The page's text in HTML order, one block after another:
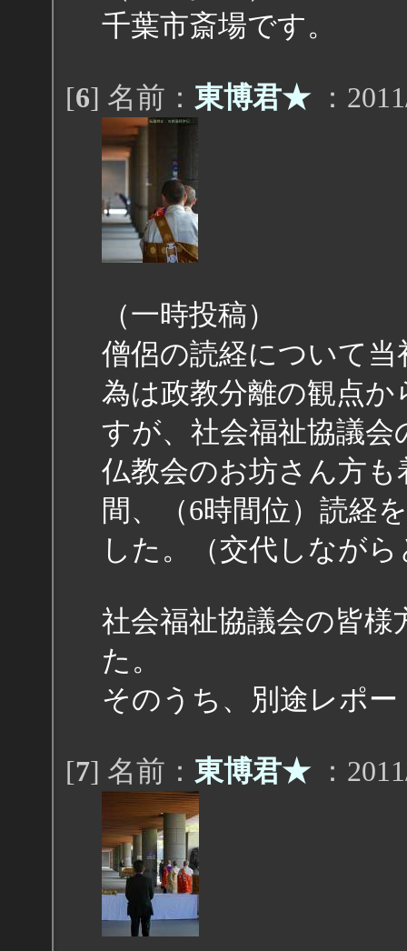
千葉市斎場です。
[6] 名前： 東博君★：
（一時投稿）
僧侶の読経について
為は政教分離の観点
すが、社会福祉協議
仏教会のお坊さん方
間、（6時間位）読経
した。（交代しなが
社会福祉協議会の皆
た。
そのうち、別途レポ
[7] 名前： 東博君★：